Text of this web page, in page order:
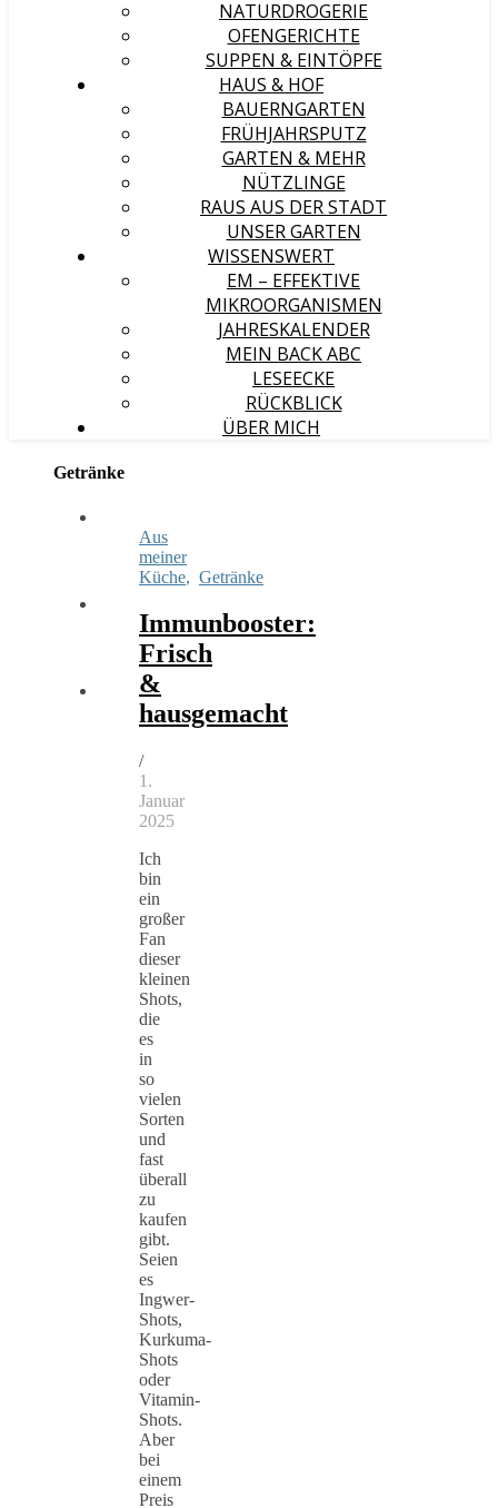
NATURDROGERIE
OFENGERICHTE
SUPPEN & EINTÖPFE
HAUS & HOF
BAUERNGARTEN
FRÜHJAHRSPUTZ
GARTEN & MEHR
NÜTZLINGE
RAUS AUS DER STADT
UNSER GARTEN
WISSENSWERT
EM – EFFEKTIVE
MIKROORGANISMEN
JAHRESKALENDER
MEIN BACK ABC
LESEECKE
RÜCKBLICK
ÜBER MICH
Getränke
Aus
meiner
Küche, Getränke
Immunbooster:
Frisch
&
hausgemacht
/
1.
Januar
2025
Ich
bin
ein
großer
Fan
dieser
kleinen
Shots,
die
es
in
so
vielen
Sorten
und
fast
überall
zu
kaufen
gibt.
Seien
es
Ingwer-
Shots,
Kurkuma-
Shots
oder
Vitamin-
Shots.
Aber
bei
einem
Preis